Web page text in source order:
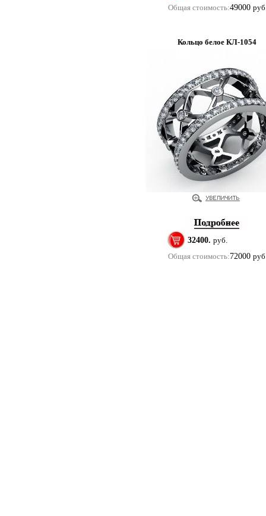
Общая стоимость:49000
Кольцо белое КЛ-1054
32400. руб.
Общая стоимость:72000